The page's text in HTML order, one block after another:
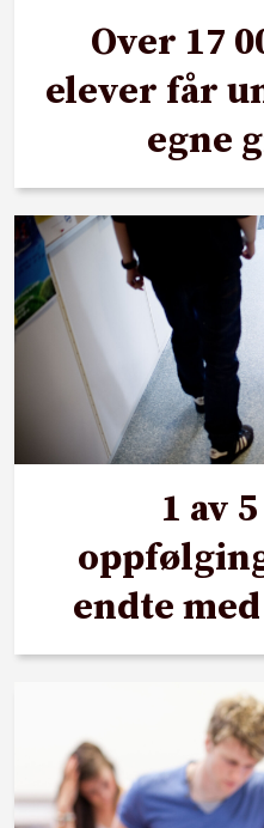
Over 17
elever får
egne
1 av
endte